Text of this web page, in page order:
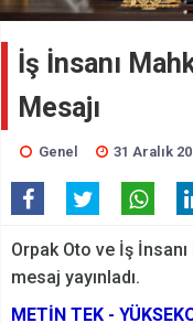
İş İnsanı
Mesajı
Genel 31 Aralık
Orpak Oto ve İş
mesaj yayınladı.
METİN TEK -